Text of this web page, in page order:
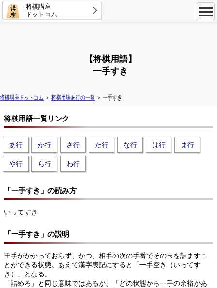
将棋講座
ドットコム
【将棋用語】
一手すき
将棋講座ドットコム ＞ 将棋用語あ行の一覧 ＞ 一手すき
将棋用語一覧リンク
あ行 か行 さ行 た行 な行 は行 ま行
や行 ら行 わ行
「一手すき」の読み方
いってすき
「一手すき」の説明
王手がかかっておらず、かつ、相手の次の手番でその玉を詰ますこ
とができる状態。あえて漢字表記にすると「一手空き（いってす
き）」となる。
「詰めろ」と同じ意味ではあるが、「どの状態から一手の余裕があ